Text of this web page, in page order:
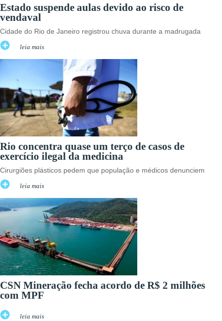
Estado suspende aulas devido ao risco de
vendaval
Cidade do Rio de Janeiro registrou chuva durante a madrugada
leia mais
Rio concentra quase um terço de casos de
exercício ilegal da medicina
Cirurgiões plásticos pedem que população e médicos denunciem
leia mais
CSN Mineração fecha acordo de R$ 2 milhões
com MPF
leia mais